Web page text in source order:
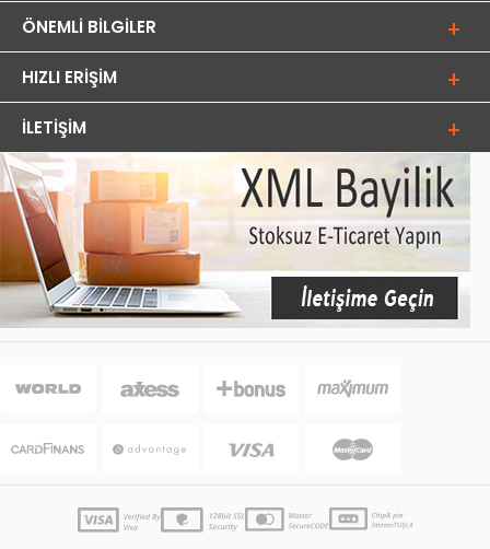
ÖNEMLI BILGILER
HIZLI ERIŞIM
İLETIŞIM